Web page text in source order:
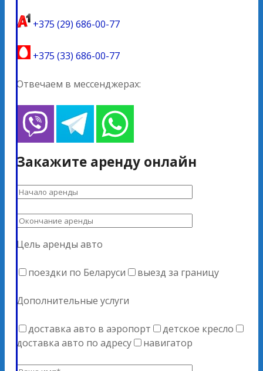
+375 (29) 686-00-77
+375 (33) 686-00-77
Отвечаем в мессенджерах:
Закажите аренду онлайн
Цель аренды авто
поездки по Беларуси выезд за границу
Дополнительные услуги
доставка авто в аэропорт
детское кресло
доставка авто по адресу
навигатор